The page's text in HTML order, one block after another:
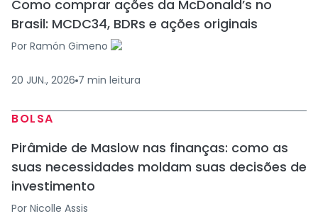
Como comprar ações da McDonald’s no
Brasil: MCDC34, BDRs e ações originais
Por Ramón Gimeno
20 JUN., 2026 7 min leitura
BOLSA
Pirâmide de Maslow nas finanças: como as
suas necessidades moldam suas decisões de
investimento
Por Nicolle Assis